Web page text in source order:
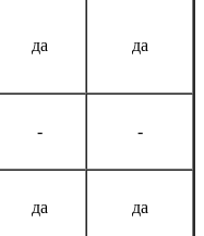
да да
- -
да да